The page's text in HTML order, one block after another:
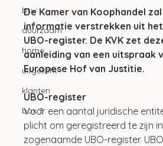
btw
duurzaam
home
uitgelicht
klanten
box 3
De Kamer van Koophandel
informatie verstrekken uit
UBO-register. De KVK zet
aanleiding van een uitspraak
Europese Hof van Justitie.
UBO-register
Voor een aantal juridische
plicht om geregistreerd te zijn
zogenaamde UBO-register.